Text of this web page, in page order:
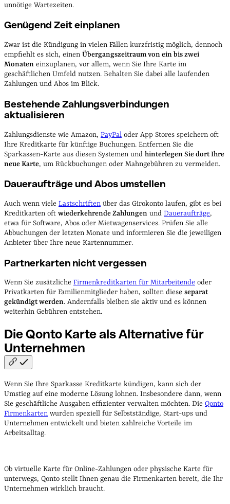
unnötige Wartezeiten.
Genügend Zeit einplanen
Zwar ist die Kündigung in vielen Fällen kurzfristig möglich, dennoch
empfiehlt es sich, einen Übergangszeitraum von ein bis zwei
Monaten einzuplanen, vor allem, wenn Sie Ihre Karte im
geschäftlichen Umfeld nutzen. Behalten Sie dabei alle laufenden
Zahlungen und Abos im Blick.
Bestehende Zahlungsverbindungen
aktualisieren
Zahlungsdienste wie Amazon, PayPal oder App Stores speichern oft
Ihre Kreditkarte für künftige Buchungen. Entfernen Sie die
Sparkassen-Karte aus diesen Systemen und hinterlegen Sie dort Ihre
neue Karte, um Rückbuchungen oder Mahngebühren zu vermeiden.
Daueraufträge und Abos umstellen
Auch wenn viele Lastschriften über das Girokonto laufen, gibt es bei
Kreditkarten oft wiederkehrende Zahlungen und Daueraufträge,
etwa für Software, Abos oder Mietwagenservices. Prüfen Sie alle
Abbuchungen der letzten Monate und informieren Sie die jeweiligen
Anbieter über Ihre neue Kartennummer.
Partnerkarten nicht vergessen
Wenn Sie zusätzliche Firmenkreditkarten für Mitarbeitende oder
Privatkarten für Familienmitglieder haben, sollten diese separat
gekündigt werden. Andernfalls bleiben sie aktiv und es können
weiterhin Gebühren entstehen.
Die Qonto Karte als Alternative für
Unternehmen
Wenn Sie Ihre Sparkasse Kreditkarte kündigen, kann sich der
Umstieg auf eine moderne Lösung lohnen. Insbesondere dann, wenn
Sie geschäftliche Ausgaben effizienter verwalten möchten. Die Qonto
Firmenkarten wurden speziell für Selbstständige, Start-ups und
Unternehmen entwickelt und bieten zahlreiche Vorteile im
Arbeitsalltag.
Ob virtuelle Karte für Online-Zahlungen oder physische Karte für
unterwegs, Qonto stellt Ihnen genau die Firmenkarten bereit, die Ihr
Unternehmen wirklich braucht.